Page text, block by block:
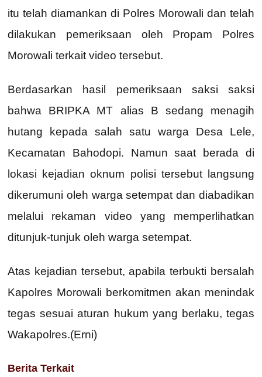
itu telah diamankan di Polres Morowali dan telah
dilakukan pemeriksaan oleh Propam Polres
Morowali terkait video tersebut.
Berdasarkan hasil pemeriksaan saksi saksi
bahwa BRIPKA MT alias B sedang menagih
hutang kepada salah satu warga Desa Lele,
Kecamatan Bahodopi. Namun saat berada di
lokasi kejadian oknum polisi tersebut langsung
dikerumuni oleh warga setempat dan diabadikan
melalui rekaman video yang memperlihatkan
ditunjuk-tunjuk oleh warga setempat.
Atas kejadian tersebut, apabila terbukti bersalah
Kapolres Morowali berkomitmen akan menindak
tegas sesuai aturan hukum yang berlaku, tegas
Wakapolres.(Erni)
Berita Terkait